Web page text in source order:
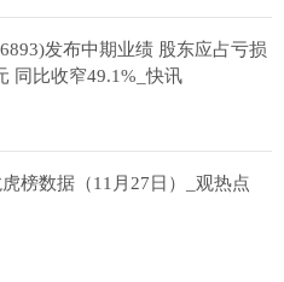
发布中期业绩 股东应占亏损
同比收窄49.1%_快讯
榜数据（11月27日）_观热点